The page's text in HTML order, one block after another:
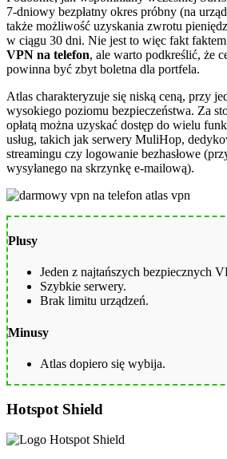
7-dniowy bezpłatny okres próbny (na
także możliwość uzyskania zwrotu
w ciągu 30 dni. Nie jest to więc fakt
VPN na telefon, ale warto podkreślić, że
powinna być zbyt boletna dla portfela.
Atlas charakteryzuje się niską ceną, przy
wysokiego poziomu bezpieczeństwa. Za
opłatą można uzyskać dostęp do wielu
usług, takich jak serwery MuliHop,
streamingu czy logowanie bezhasłowe
wysyłanego na skrzynkę e-mailową).
Plusy
Jeden z najtańszych bezpiecznych
Szybkie serwery.
Brak limitu urządzeń.
Minusy
Atlas dopiero się wybija.
Hotspot Shield